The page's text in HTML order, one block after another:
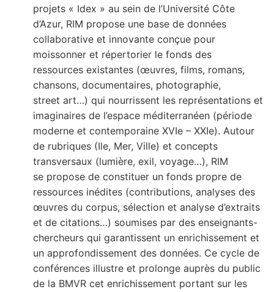
projets « Idex » au sein de l’Université Côte
d’Azur, RIM propose une base de données
collaborative et innovante conçue pour
moissonner et répertorier le fonds des
ressources existantes (œuvres, films, romans,
chansons, documentaires, photographie,
street art…) qui nourrissent les représentations et
imaginaires de l’espace méditerranéen (période
moderne et contemporaine XVIe – XXIe). Autour
de rubriques (Ile, Mer, Ville) et concepts
transversaux (lumière, exil, voyage…), RIM
se propose de constituer un fonds propre de
ressources inédites (contributions, analyses des
œuvres du corpus, sélection et analyse d’extraits
et de citations…) soumises par des enseignants-
chercheurs qui garantissent un enrichissement et
un approfondissement des données. Ce cycle de
conférences illustre et prolonge auprès du public
de la BMVR cet enrichissement portant sur les